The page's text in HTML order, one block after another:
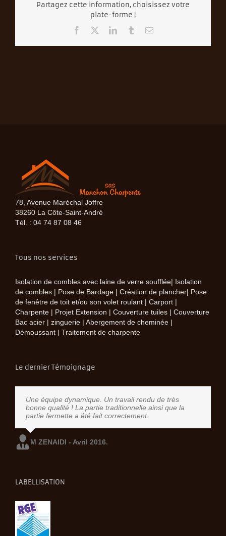
Partagez cette information, choisissez votre
plate-forme !
Facebook LinkedInTumblrEmail
78, Avenue Maréchal Joffre
38260 La Côte-Saint-André
Tél. : 04 74 87 08 46
Tous nos services
Isolation de combles avec laine de verre soufflée| Isolation
de combles | Pose de Bardage | Création de plancher| Pose
de fenêtre de toit et/ou son volet roulant | Carport |
Charpente | Projet Extension | Couverture tuiles | Couverture
Bac acier | zinguerie | Abergement de cheminée |
Démoussant | Traitement de charpente
Le dernier Témoignage
Une équipe dynamique. Un travail rendu de très
bonne qualité ! La partie traditionnelle ainsi que la
partie fermette a été fait correctement.
M ZENAIDI - Avril 2016.
LABELLISATION